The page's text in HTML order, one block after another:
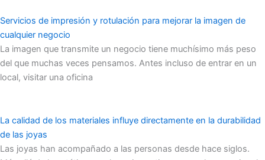
Servicios de impresión y rotulación para mejorar la imagen de
cualquier negocio
La imagen que transmite un negocio tiene muchísimo más peso
del que muchas veces pensamos. Antes incluso de entrar en un
local, visitar una oficina
La calidad de los materiales influye directamente en la durabilidad
de las joyas
Las joyas han acompañado a las personas desde hace siglos.